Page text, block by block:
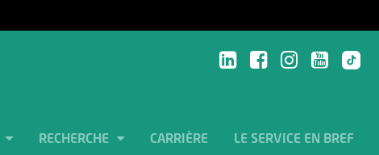
RECHERCHE CARRIÈRE LE SERVICE EN BREF